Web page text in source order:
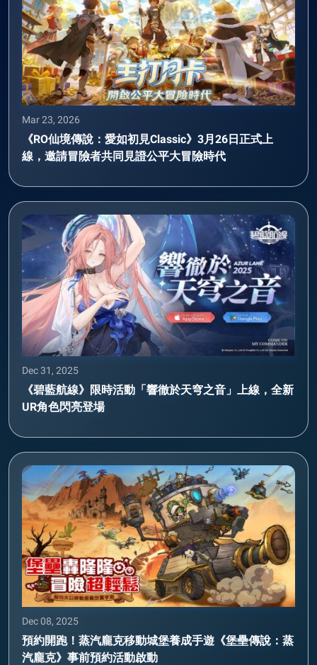
Mar 23, 2026
《RO仙境傳說：愛如初見Classic》3月26日正式上
線，邀請冒險者共同見證公平大冒險時代
Dec 31, 2025
《碧藍航線》限時活動「響徹於天穹之音」上線，全新
UR角色閃亮登場
Dec 08, 2025
預約開跑！蒸汽龐克移動城堡養成手遊《堡壘傳說：蒸
汽龐克》事前預約活動啟動